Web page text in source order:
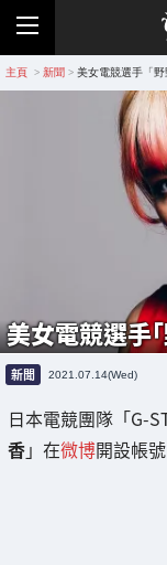
主頁 > 新聞 > 美女電競選手「
美女電競選手
新聞 2021.07.14(Wed)
日本電競團隊「G-
香」在微博開設帳號